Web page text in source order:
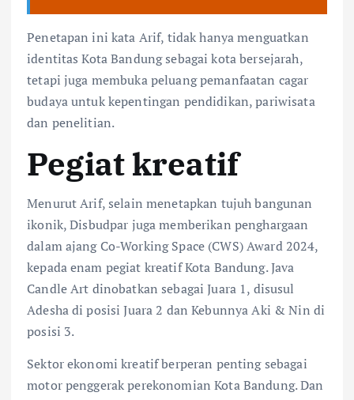
Penetapan ini kata Arif, tidak hanya menguatkan
identitas Kota Bandung sebagai kota bersejarah,
tetapi juga membuka peluang pemanfaatan cagar
budaya untuk kepentingan pendidikan, pariwisata
dan penelitian.
Pegiat kreatif
Menurut Arif, selain menetapkan tujuh bangunan
ikonik, Disbudpar juga memberikan penghargaan
dalam ajang Co-Working Space (CWS) Award 2024,
kepada enam pegiat kreatif Kota Bandung. Java
Candle Art dinobatkan sebagai Juara 1, disusul
Adesha di posisi Juara 2 dan Kebunnya Aki & Nin di
posisi 3.
Sektor ekonomi kreatif berperan penting sebagai
motor penggerak perekonomian Kota Bandung. Dan